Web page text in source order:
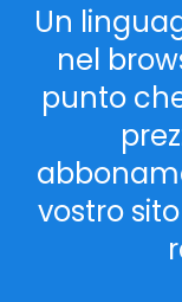
Un
nel
punto
vostro